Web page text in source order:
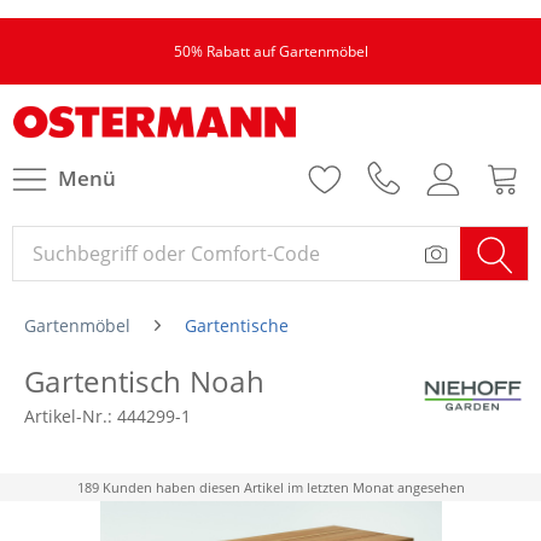
50% Rabatt auf Gartenmöbel
Menü
Gartenmöbel Gartentische
Gartentisch Noah
Artikel-Nr.: 444299-1
189 Kunden haben diesen Artikel im letzten Monat angesehen